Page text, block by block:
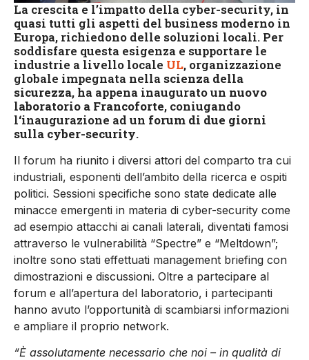
La crescita e l’impatto della cyber-security, in
quasi tutti gli aspetti del business moderno in
Europa, richiedono delle soluzioni locali. Per
soddisfare questa esigenza e supportare le
industrie a livello locale UL, organizzazione
globale impegnata nella scienza della
sicurezza, ha appena inaugurato un nuovo
laboratorio a Francoforte, coniugando
l‘inaugurazione ad un forum di due giorni
sulla cyber-security.
Il forum ha riunito i diversi attori del comparto tra cui
industriali, esponenti dell’ambito della ricerca e ospiti
politici. Sessioni specifiche sono state dedicate alle
minacce emergenti in materia di cyber-security come
ad esempio attacchi ai canali laterali, diventati famosi
attraverso le vulnerabilità “Spectre” e “Meltdown”;
inoltre sono stati effettuati management briefing con
dimostrazioni e discussioni. Oltre a partecipare al
forum e all’apertura del laboratorio, i partecipanti
hanno avuto l’opportunità di scambiarsi informazioni
e ampliare il proprio network.
“È assolutamente necessario che noi – in qualità di